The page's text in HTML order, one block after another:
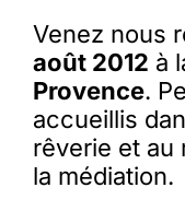
Venez nous
août 2012 à
Provence.
accueillis
rêverie et au
la médiation.